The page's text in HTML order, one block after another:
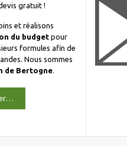
gratuit !
et réalisons
du budgetpour
formules afin de
Nous sommes
de Bertogne.